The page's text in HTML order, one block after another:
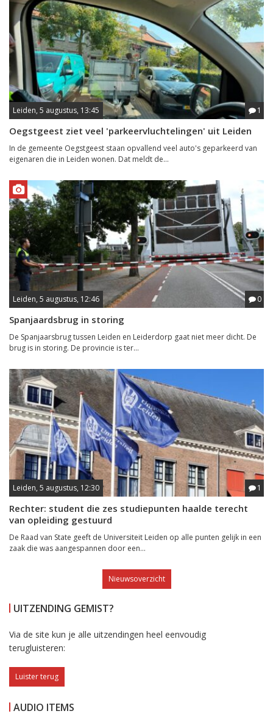
Leiden, 5 augustus, 13:45 1
Oegstgeest ziet veel 'parkeervluchtelingen' uit Leiden
In de gemeente Oegstgeest staan opvallend veel auto's geparkeerd van
eigenaren die in Leiden wonen. Dat meldt de...
Leiden, 5 augustus, 12:46 0
Spanjaardsbrug in storing
De Spanjaarsbrug tussen Leiden en Leiderdorp gaat niet meer dicht. De
brug is in storing. De provincie is ter...
Leiden, 5 augustus, 12:30 1
Rechter: student die zes studiepunten haalde terecht
van opleiding gestuurd
De Raad van State geeft de Universiteit Leiden op alle punten gelijk in een
zaak die was aangespannen door een...
Nieuwsoverzicht
UITZENDING GEMIST?
Via de site kun je alle uitzendingen heel eenvoudig
terugluisteren:
Luister terug
AUDIO ITEMS